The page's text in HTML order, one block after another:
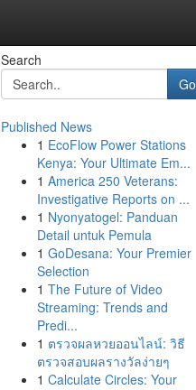
Search
Go
Published News
1 EcoFlow Power Stations
Kenya: Your Ultimate Em...
1 America 250 Veterans:
Investigative Reports on ...
1 Nyonyatogel: Panduan
Detail untuk Pemula
1 GoDesana: Your Premier
Selection
1 The Future of Video
Streaming: Trends and
Predi...
1 ตรวจผลหวยออนไลน์: วิธี
ตรวจสอบผลรางวัลง่ายๆ
1 Calculate Circles: Your